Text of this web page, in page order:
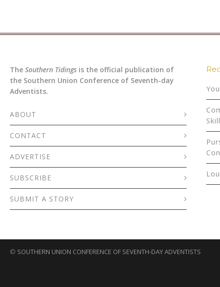
The Southern Tidings is the official publication of
the Southern Union Conference of Seventh-day
Adventists.
ABOUT
CONTACT
ADVERTISE
SUBSCRIBE
SUBMIT A STORY
© SOUTHERN UNION CONFERENCE OF SEVENTH-DAY ADVENTISTS